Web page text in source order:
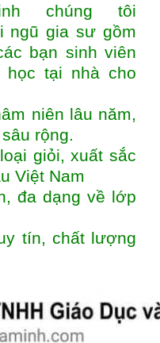
chúng tôi
ngũ gia sư gồm
bạn sinh viên
tại nhà cho
niên lâu năm,
rộng.
giỏi, xuất sắc
Việt Nam
đa dạng về lớp
tín, chất lượng